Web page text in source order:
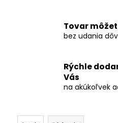
Tovar
bez udania
Rýchle
Vás
na akúkoľvek